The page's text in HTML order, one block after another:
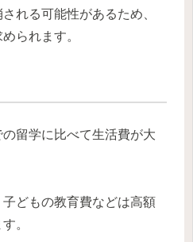
れる可能性があるため、
られます。
留学に比べて生活費が大
どもの教育費などは高額
。